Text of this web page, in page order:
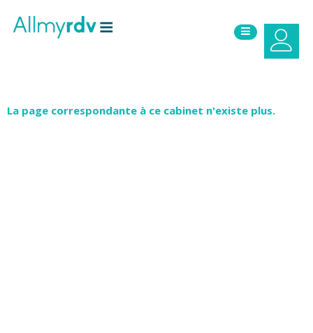
La page correspondante à ce cabinet n'existe plus.